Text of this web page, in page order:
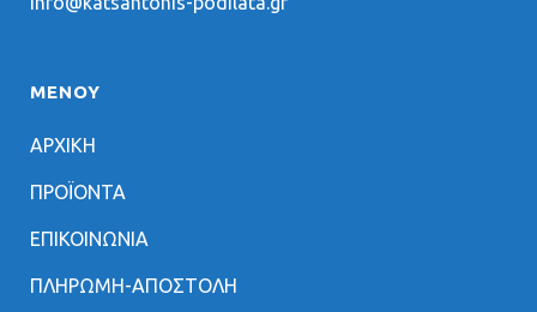
ΜΕΝΟΥ
ΑΡΧΙΚΗ
ΠΡΟΪΟΝΤΑ
ΕΠΙΚΟΙΝΩΝΙΑ
ΠΛΗΡΩΜΗ-ΑΠΟΣΤΟΛΗ